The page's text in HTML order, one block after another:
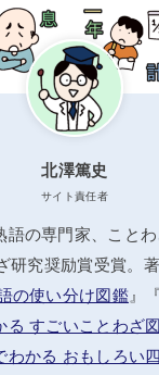
北澤篤史
サイト責任者
語の専門家、ことわ
研究奨励賞受賞。
の使い分け図鑑』『
る すごいことわざ
わかる おもしろい